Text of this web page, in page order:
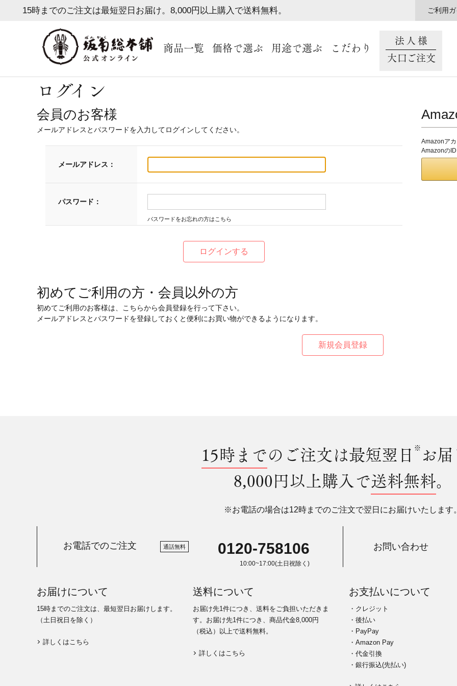
15時までのご注文は最短翌日お届け。8,000円以上購入で送料無料。 ご利用
商品一覧 価格で選ぶ 用途で選ぶ こだわり
法人様
大口ご注文
ログイン
会員のお客様
メールアドレスとパスワードを入力してログインしてください。
メールアドレス：
パスワード：
パスワードをお忘れの方はこちら
Amazonア
Amazonの
初めてご利用の方・会員以外の方
初めてご利用のお客様は、こちらから会員登録を行って下さい。
メールアドレスとパスワードを登録しておくと便利にお買い物ができるようになります。
15時までのご注文は最短翌日 ※ お
8,000円以上購入で送料無料。
※お電話の場合は12時までのご注文で翌日にお届けいたします
お電話でのご注文 通話無料 0120-758106
10:00~17:00(土日祝除く)
お問い合わせ
お届けについて
15時までのご注文は、最短翌日お届けします。
（土日祝日を除く）
詳しくはこちら
送料について
お届け先1件につき、送料をご負担いただきま
す。お届け先1件につき、商品代金8,000円
（税込）以上で送料無料。
詳しくはこちら
お支払いについて
・クレジット
・後払い
・PayPay
・Amazon Pay
・代金引換
・銀行振込(先払い)